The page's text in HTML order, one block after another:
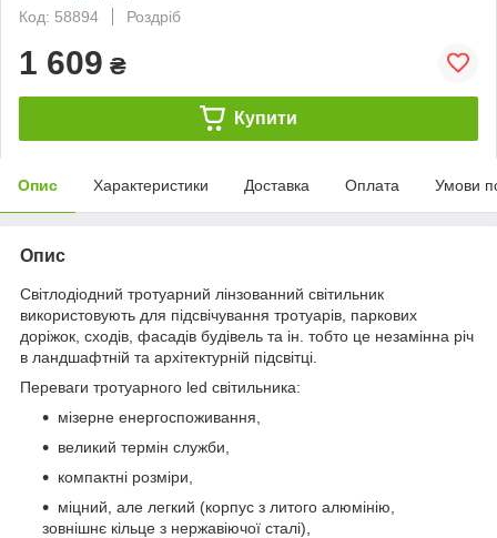
Код: 58894
Роздріб
1 609 ₴
Купити
Опис Характеристики Доставка Оплата Умови
Опис
Світлодіодний тротуарний лінзованний світильник
використовують для підсвічування тротуарів, паркових
доріжок, сходів, фасадів будівель та ін. тобто це незамінна річ
в ландшафтній та архітектурній підсвітці.
Переваги тротуарного led світильника:
мізерне енергоспоживання,
великий термін служби,
компактні розміри,
міцний, але легкий (корпус з литого алюмінію,
зовнішнє кільце з нержавіючої сталі),